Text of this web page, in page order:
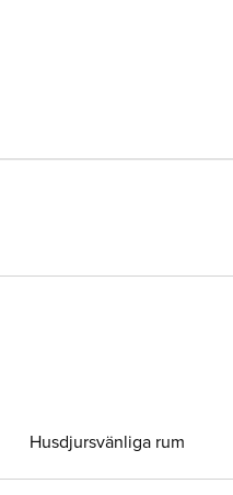
Husdjursvänliga rum